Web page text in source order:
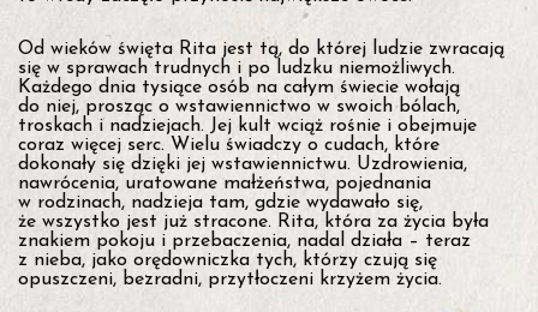
e
j
a
n
i
g
d
y
n
i
e
g
a
ś
Od wieków święta Rita jest tą, do której ludzie zwracają
się w sprawach trudnych i po ludzku niemożliwych.
Każdego dnia tysiące osób na całym świecie wołają
do niej, prosząc o wstawiennictwo w swoich bólach,
troskach i nadziejach. Jej kult wciąż rośnie i obejmuje
coraz więcej serc. Wielu świadczy o cudach, które
dokonały się dzięki jej wstawiennictwu. Uzdrowienia,
nawrócenia, uratowane małżeństwa, pojednania
w rodzinach, nadzieja tam, gdzie wydawało się,
że wszystko jest już stracone. Rita, która za życia była
znakiem pokoju i przebaczenia, nadal działa – teraz
z nieba, jako orędowniczka tych, którzy czują się
opuszczeni, bezradni, przytłoczeni krzyżem życia.